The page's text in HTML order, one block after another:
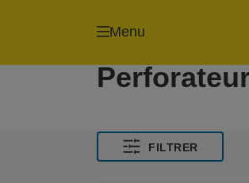
Menu
FILTRER